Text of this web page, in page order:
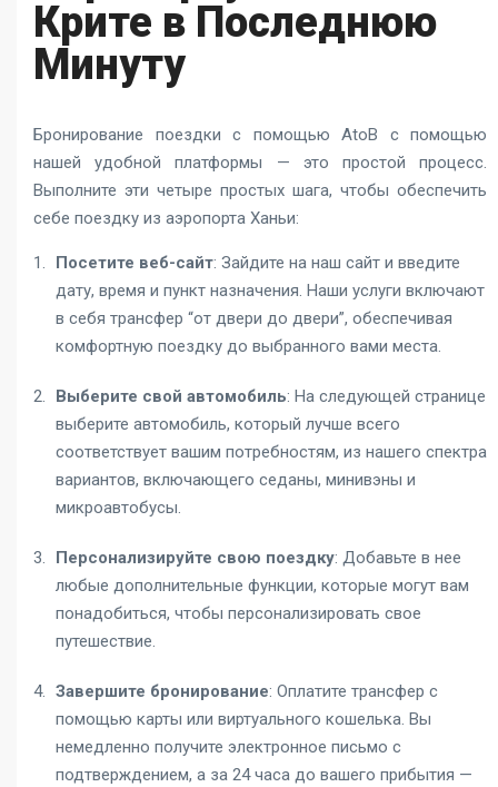
Крите в Последнюю
Минуту
Бронирование поездки с помощью AtoB с помощью
нашей удобной платформы — это простой процесс.
Выполните эти четыре простых шага, чтобы обеспечить
себе поездку из аэропорта Ханьи:
Посетите веб-сайт: Зайдите на наш сайт и введите
дату, время и пункт назначения. Наши услуги включают
в себя трансфер “от двери до двери”, обеспечивая
комфортную поездку до выбранного вами места.
Выберите свой автомобиль: На следующей странице
выберите автомобиль, который лучше всего
соответствует вашим потребностям, из нашего спектра
вариантов, включающего седаны, минивэны и
микроавтобусы.
Персонализируйте свою поездку: Добавьте в нее
любые дополнительные функции, которые могут вам
понадобиться, чтобы персонализировать свое
путешествие.
Завершите бронирование: Оплатите трансфер с
помощью карты или виртуального кошелька. Вы
немедленно получите электронное письмо с
подтверждением, а за 24 часа до вашего прибытия —